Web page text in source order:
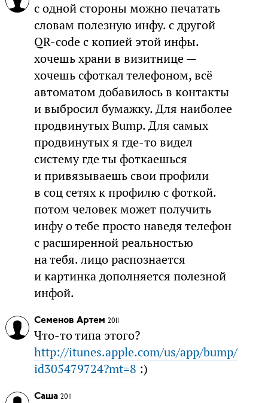
с одной стороны можно печатать
словам полезную инфу. с другой
QR-code c копией этой инфы.
хочешь храни в визитнице —
хочешь сфоткал телефоном, всё
автоматом добавилось в контакты
и выбросил бумажку. Для наиболее
продвинутых Bump. Для самых
продвинутых я где-то видел
систему где ты фоткаешься
и привязываешь свои профили
в соц сетях к профилю с фоткой.
потом человек может получить
инфу о тебе просто наведя телефон
с расширенной реальностью
на тебя. лицо распознается
и картинка дополняется полезной
инфой.
Семенов Артем 2011
Что-то типа этого?
http://itunes.apple.com/us/app/bump/
id305479724?mt=8 :)
Саша 2011